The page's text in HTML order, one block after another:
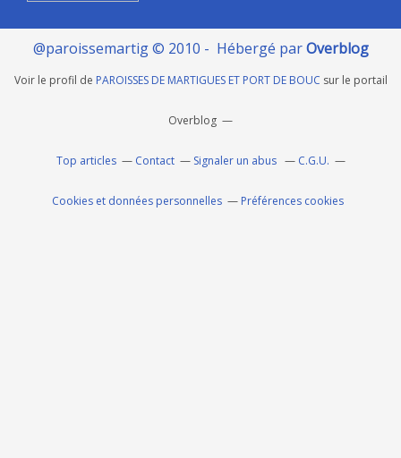
@paroissemartig © 2010 - Hébergé parOverblog
Voir le profil de PAROISSES DE MARTIGUES ET PORT DE BOUC sur le portail
Overblog
Top articles Contact Signaler un abus C.G.U.
Cookies et données personnelles Préférences cookies